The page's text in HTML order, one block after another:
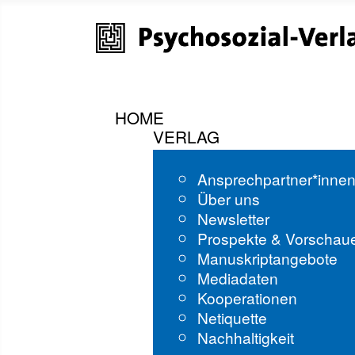
HOME
VERLAG
Über uns
Newsletter
Prospekte &
Manuskriptangebote
Mediadaten
Kooperationen
Netiquette
Nachhaltigkeit